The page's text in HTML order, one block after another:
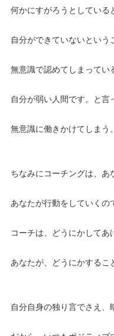
何かにすがろうとしている
自分ができていないという
無意識で認めてしまってい
自分が弱い人間です。と言
無意識に働きかけてしまう。
ちなみにコーチングは、あ
あなたが行動をしていくの
コーチは、どうにかしてあ
あなたが、どうにかするこ
自分自身の独り言でさえ、